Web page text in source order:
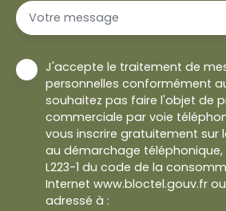
Votre message
J'accepte le traitement de
personnelles conformément au
souhaitez pas faire l'objet de
commerciale par voie
vous inscrire gratuitement sur
au démarchage téléphonique,
L223-1 du code de la
Internet www.bloctel.gouv.fr
adressé à :